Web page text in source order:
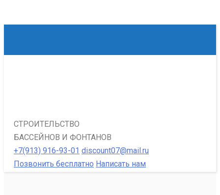
СТРОИТЕЛЬСТВО
БАССЕЙНОВ И ФОНТАНОВ
+7(913) 916-93-01 discount07@mail.ru
Позвонить бесплатно Написать нам